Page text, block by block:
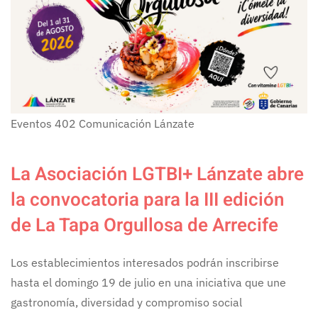
Eventos 402 Comunicación Lánzate
La Asociación LGTBI+ Lánzate abre
la convocatoria para la III edición
de La Tapa Orgullosa de Arrecife
Los establecimientos interesados podrán inscribirse
hasta el domingo 19 de julio en una iniciativa que une
gastronomía, diversidad y compromiso social